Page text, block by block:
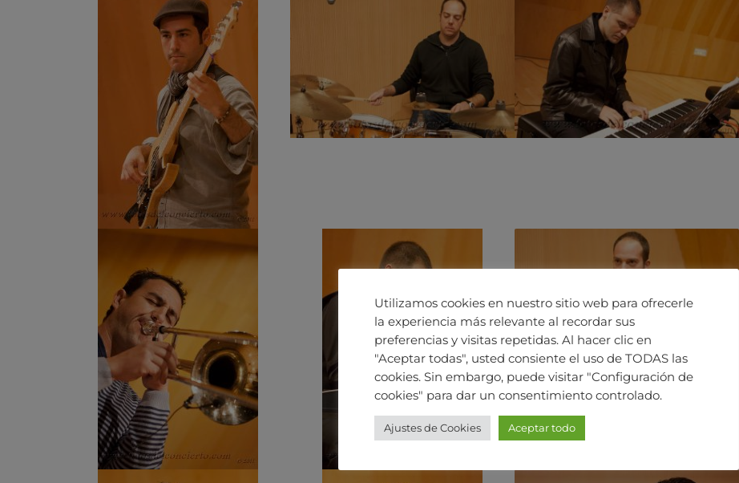
Utilizamos cookies en nuestro sitio web para ofrecerle
la experiencia más relevante al recordar sus
preferencias y visitas repetidas. Al hacer clic en
"Aceptar todas", usted consiente el uso de TODAS las
cookies. Sin embargo, puede visitar "Configuración de
cookies" para dar un consentimiento controlado.
Ajustes de Cookies Aceptar todo